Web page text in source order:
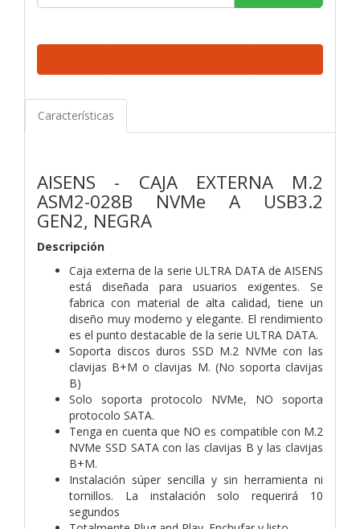
Características
AISENS - CAJA EXTERNA M.2
ASM2-028B NVMe A USB3.2
GEN2, NEGRA
Descripción
Caja externa de la serie ULTRA DATA de AISENS
está diseñada para usuarios exigentes. Se
fabrica con material de alta calidad, tiene un
diseño muy moderno y elegante. El rendimiento
es el punto destacable de la serie ULTRA DATA.
Soporta discos duros SSD M.2 NVMe con las
clavijas B+M o clavijas M. (No soporta clavijas
B)
Solo soporta protocolo NVMe, NO soporta
protocolo SATA.
Tenga en cuenta que NO es compatible con M.2
NVMe SSD SATA con las clavijas B y las clavijas
B+M.
Instalación súper sencilla y sin herramienta ni
tornillos. La instalación solo requerirá 10
segundos